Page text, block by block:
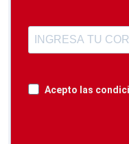
Acepto las